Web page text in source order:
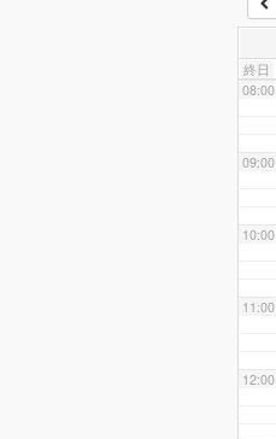
終日
07:00
08:00
09:00
10:00
11:00
12:00